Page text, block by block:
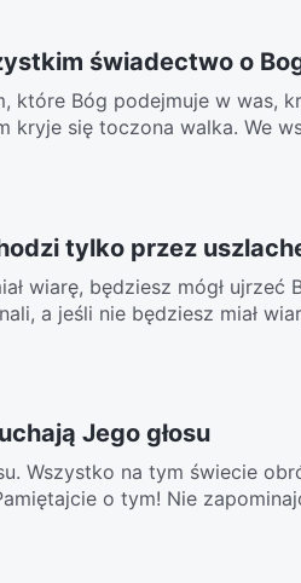
świadectwo o
które Bóg podejmuje w was,
kryje się toczona walka. We
tylko przez
wiarę, będziesz mógł ujrzeć
a jeśli nie będziesz miał
Jego głosu
Wszystko na tym świecie
o tym! Nie